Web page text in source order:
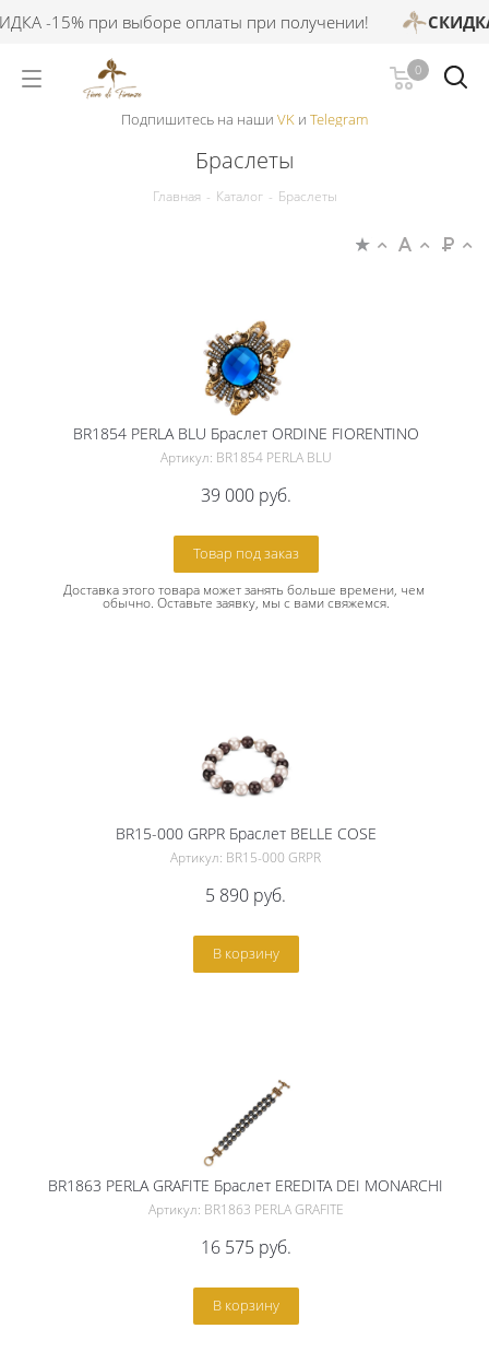
-15% при выборе оплаты при получении! СКИДКА -
0
Подпишитесь на наши VK и Telegram
Браслеты
Главная - Каталог - Браслеты
BR1854 PERLA BLU Браслет ORDINE FIORENTINO
Артикул: BR1854 PERLA BLU
39 000руб.
Товар под заказ
Доставка этого товара может занять больше времени, чем
обычно. Оставьте заявку, мы с вами свяжемся.
BR15-000 GRPR Браслет BELLE COSE
Артикул: BR15-000 GRPR
5 890 руб.
В корзину
BR1863 PERLA GRAFITE Браслет EREDITA DEI MONARCHI
Артикул: BR1863 PERLA GRAFITE
16 575 руб.
В корзину